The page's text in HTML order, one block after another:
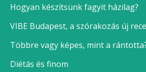
Hogyan készítsünk fagyit házilag?
VIBE Budapest, a szórakozás új
Többre vagy képes, mint a
Diétás és finom